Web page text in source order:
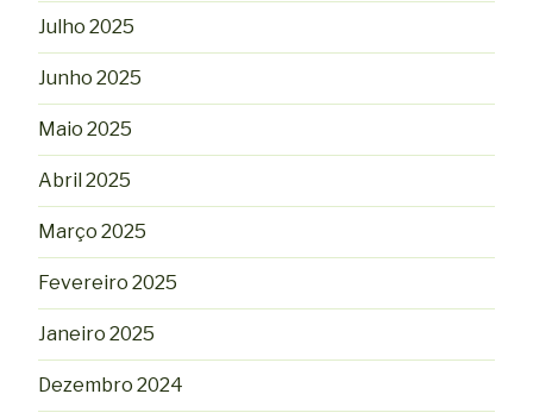
Julho 2025
Junho 2025
Maio 2025
Abril 2025
Março 2025
Fevereiro 2025
Janeiro 2025
Dezembro 2024